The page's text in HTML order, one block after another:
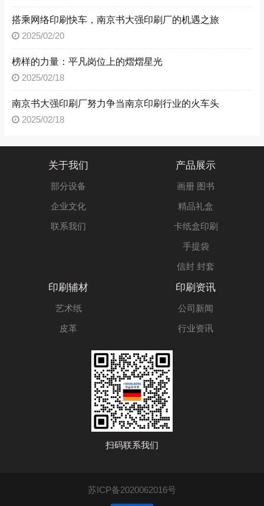
搭乘网络印刷快车，南京书大强印刷厂的机遇之旅
2025/02/20
榜样的力量：平凡岗位上的熠熠星光
2025/02/18
南京书大强印刷厂努力争当南京印刷行业的火车头
2025/02/18
关于我们
部分设备
企业文化
联系我们
产品展示
画册 图书
精品礼盒
卡纸盒印刷
手提袋
信封 封套
印刷辅材
艺术纸
皮革
印刷资讯
公司新闻
行业资讯
扫码联系我们
苏ICP备2020062016号